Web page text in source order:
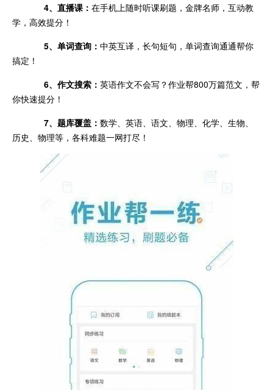
4、直播课： 在手机上随时听课刷题，金牌名师，互动教
学，高效提分！
5、单词查询： 中英互译，长句短句，单词查询通通帮你
搞定！
6、作文搜索： 英语作文不会写？作业帮800万篇范文，帮
你快速提分！
7、题库覆盖： 数学、英语、语文、物理、化学、生物、
历史、物理等，各科难题一网打尽！